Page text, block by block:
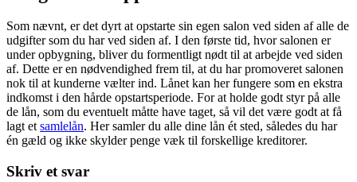
Som nævnt, er det dyrt at opstarte sin egen salon ved siden af alle de
udgifter som du har ved siden af. I den første tid, hvor salonen er
under opbygning, bliver du formentligt nødt til at arbejde ved siden
af. Dette er en nødvendighed frem til, at du har promoveret salonen
nok til at kunderne vælter ind. Lånet kan her fungere som en ekstra
indkomst i den hårde opstartsperiode. For at holde godt styr på alle
de lån, som du eventuelt måtte have taget, så vil det være godt at få
lagt etsamlelån. Her samler du alle dine lån ét sted, således du har
én gæld og ikke skylder penge væk til forskellige kreditorer.
Skriv et svar